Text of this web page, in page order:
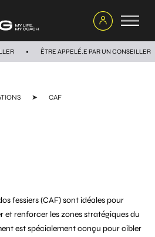
ÊTRE APPELÉ.E PAR UN CONSEILLER
➤ CAF
fessiers (CAF) sont idéales pour
renforcer les zones stratégiques du
est spécialement conçu pour cibler